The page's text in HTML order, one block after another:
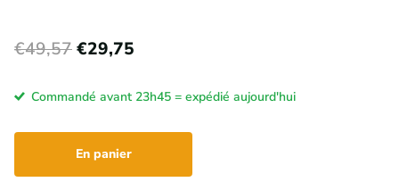
€49,57€29,75
Commandé avant 23h45 = expédié aujourd'hui
En panier